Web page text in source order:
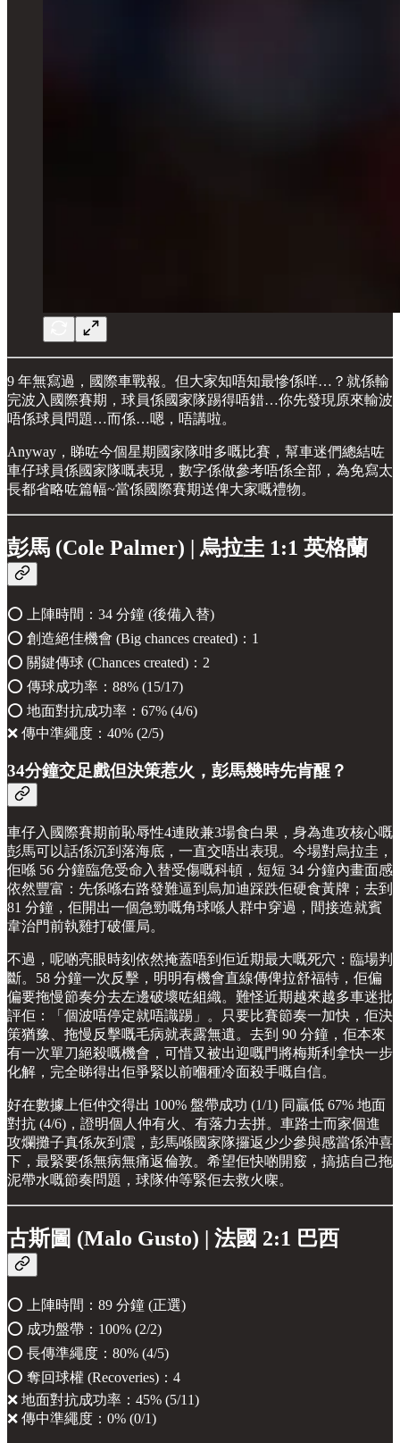
9 年無寫過，國際車戰報。但大家知唔知最慘係咩…？就係輸
完波入國際賽期，球員係國家隊踢得唔錯…你先發現原來輸波
唔係球員問題…而係…嗯，唔講啦。
Anyway，睇咗今個星期國家隊咁多嘅比賽，幫車迷們總結咗
車仔球員係國家隊嘅表現，數字係做參考唔係全部，為免寫太
長都省略咗篇幅~當係國際賽期送俾大家嘅禮物。
彭馬 (Cole Palmer) | 烏拉圭 1:1 英格蘭
⭕️ 上陣時間：34 分鐘 (後備入替)
⭕️ 創造絕佳機會 (Big chances created)：1
⭕️ 關鍵傳球 (Chances created)：2
⭕️ 傳球成功率：88% (15/17)
⭕️ 地面對抗成功率：67% (4/6)
❌ 傳中準繩度：40% (2/5)
34分鐘交足戲但決策惹火，彭馬幾時先肯醒？
車仔入國際賽期前恥辱性4連敗兼3場食白果，身為進攻核心嘅
彭馬可以話係沉到落海底，一直交唔出表現。今場對烏拉圭，
佢喺 56 分鐘臨危受命入替受傷嘅科頓，短短 34 分鐘內畫面感
依然豐富：先係喺右路發難逼到烏加迪踩跌佢硬食黃牌；去到
81 分鐘，佢開出一個急勁嘅角球喺人群中穿過，間接造就賓
韋治門前執雞打破僵局。
不過，呢啲亮眼時刻依然掩蓋唔到佢近期最大嘅死穴：臨場判
斷。58 分鐘一次反擊，明明有機會直線傳俾拉舒福特，佢偏
偏要拖慢節奏分去左邊破壞咗組織。難怪近期越來越多車迷批
評佢：「個波唔停定就唔識踢」。只要比賽節奏一加快，佢決
策猶豫、拖慢反擊嘅毛病就表露無遺。去到 90 分鐘，佢本來
有一次單刀絕殺嘅機會，可惜又被出迎嘅門將梅斯利拿快一步
化解，完全睇得出佢爭緊以前嗰種冷面殺手嘅自信。
好在數據上佢仲交得出 100% 盤帶成功 (1/1) 同贏低 67% 地面
對抗 (4/6)，證明個人仲有火、有落力去拼。車路士而家個進
攻爛攤子真係灰到震，彭馬喺國家隊攞返少少參與感當係沖喜
下，最緊要係無病無痛返倫敦。希望佢快啲開竅，搞掂自己拖
泥帶水嘅節奏問題，球隊仲等緊佢去救火㗎。
古斯圖 (Malo Gusto) | 法國 2:1 巴西
⭕️ 上陣時間：89 分鐘 (正選)
⭕️ 成功盤帶：100% (2/2)
⭕️ 長傳準繩度：80% (4/5)
⭕️ 奪回球權 (Recoveries)：4
❌ 地面對抗成功率：45% (5/11)
❌ 傳中準繩度：0% (0/1)